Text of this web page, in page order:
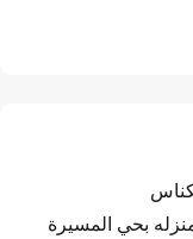
بحي المسيرة